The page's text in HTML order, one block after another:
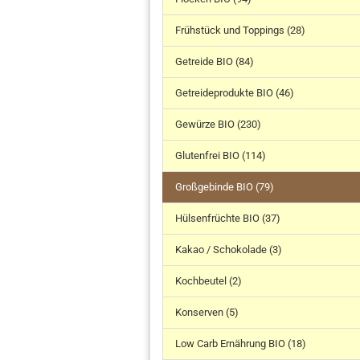
Frühstück und Toppings (28)
Getreide BIO (84)
Getreideprodukte BIO (46)
Gewürze BIO (230)
Glutenfrei BIO (114)
Großgebinde BIO (79)
Hülsenfrüchte BIO (37)
Kakao / Schokolade (3)
Kochbeutel (2)
Konserven (5)
Low Carb Ernährung BIO (18)